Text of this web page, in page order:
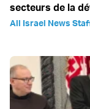
secteurs de la
All Israel News